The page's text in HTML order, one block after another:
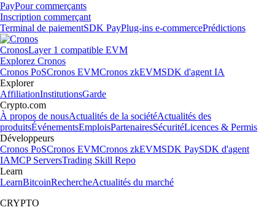
PayPour commerçants
Inscription commerçant
Terminal de paiementSDK PayPlug-ins e-commercePrédictions
CronosLayer 1 compatible EVM
Explorez Cronos
Cronos PoSCronos EVMCronos zkEVMSDK d'agent IA
Explorer
AffiliationInstitutionsGarde
Crypto.com
À propos de nousActualités de la sociétéActualités des
produitsÉvénementsEmploisPartenairesSécuritéLicences & Permis
Développeurs
Cronos PoSCronos EVMCronos zkEVMSDK PaySDK d'agent
IAMCP ServersTrading Skill Repo
Learn
LearnBitcoinRechercheActualités du marché
CRYPTO